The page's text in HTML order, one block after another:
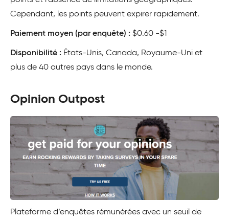
Cependant, les points peuvent expirer rapidement.
Paiement moyen (par enquête) : $0.60 -$1
Disponibilité : États-Unis, Canada, Royaume-Uni et
plus de 40 autres pays dans le monde.
Opinion Outpost
Plateforme d’enquêtes rémunérées avec un seuil de